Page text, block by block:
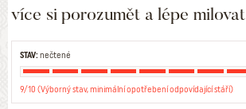
více si porozumět a lépe milovat
STAV:nečtené
9/10 (Výborný stav, minimální opotřebení odpovídající stáří)